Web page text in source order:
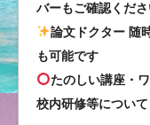
バーもご確認くだ
論文ドクター 随
も可能です
たのしい講座・
校内研修等につい